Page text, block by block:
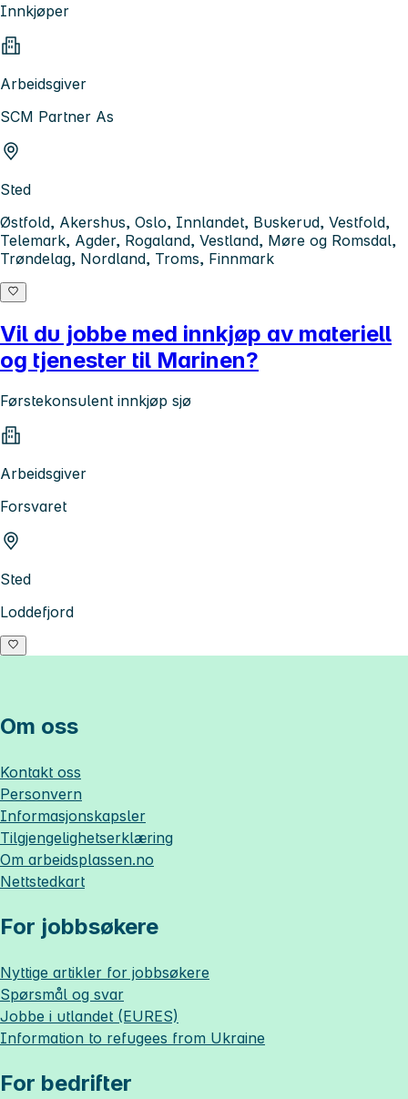
Innkjøper
Arbeidsgiver
SCM Partner As
Sted
Østfold, Akershus, Oslo, Innlandet, Buskerud, Vestfold,
Telemark, Agder, Rogaland, Vestland, Møre og Romsdal,
Trøndelag, Nordland, Troms, Finnmark
Vil du jobbe med innkjøp av materiell
og tjenester til Marinen?
Førstekonsulent innkjøp sjø
Arbeidsgiver
Forsvaret
Sted
Loddefjord
Om oss
Kontakt oss
Personvern
Informasjonskapsler
Tilgjengelighetserklæring
Om arbeidsplassen.no
Nettstedkart
For jobbsøkere
Nyttige artikler for jobbsøkere
Spørsmål og svar
Jobbe i utlandet (EURES)
Information to refugees from Ukraine
For bedrifter